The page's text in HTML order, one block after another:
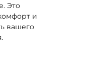
Это
и
вашего